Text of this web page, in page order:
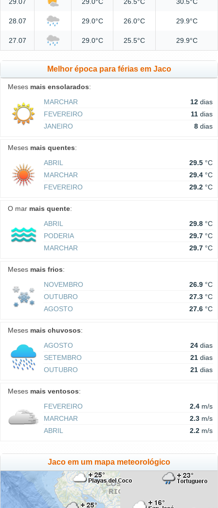
28.07 29.0°C 26.0°C 29.9°C
27.07 29.0°C 25.5°C 29.9°C
Melhor época para férias em Jaco
Meses mais ensolarados:
MARCHAR
12 dias
FEVEREIRO
11 dias
JANEIRO
8 dias
Meses mais quentes:
ABRIL
29.5 °C
MARCHAR
29.4 °C
FEVEREIRO
29.2 °C
O mar mais quente:
ABRIL
29.8 °C
PODERIA
29.7 °C
MARCHAR
29.7 °C
Meses mais frios:
NOVEMBRO
26.9 °C
OUTUBRO
27.3 °C
AGOSTO
27.6 °C
Meses mais chuvosos:
AGOSTO
24 dias
SETEMBRO
21 dias
OUTUBRO
21 dias
Meses mais ventosos:
FEVEREIRO
2.4 m/s
MARCHAR
2.3 m/s
ABRIL
2.2 m/s
Jaco em um mapa meteorológico